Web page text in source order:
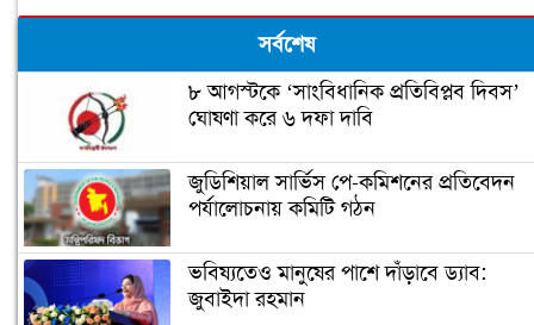
সর্বশেষ
৮ আগস্টকে ‘সাংবিধানিক প্রতিবিপ্লব দিবস’
ঘোষণা করে ৬ দফা দাবি
জুডিশিয়াল সার্ভিস পে-কমিশনের প্রতিবেদন
পর্যালোচনায় কমিটি গঠন
ভবিষ্যতেও মানুষের পাশে দাঁড়াবে ড্যাব:
জুবাইদা রহমান